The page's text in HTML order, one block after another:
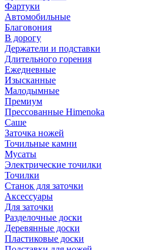
Фартуки
Автомобильные
Благовония
В дорогу
Держатели и подставки
Длительного горения
Ежедневные
Изысканные
Малодымные
Премиум
Прессованные Himenoka
Саше
Заточка ножей
Точильные камни
Мусаты
Электрические точилки
Точилки
Станок для заточки
Аксессуары
Для заточки
Разделочные доски
Деревянные доски
Пластиковые доски